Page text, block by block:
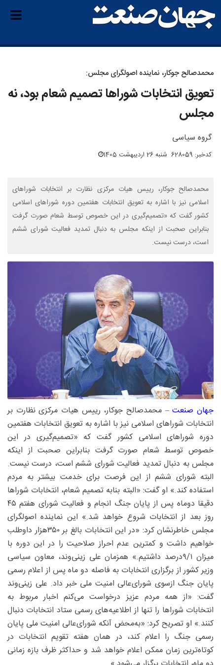
محمدصالح جوکار، نماینده اصولگرای مجلس:
تعویق انتخابات شوراها تصمیم شعام بود، نه
مجلس
گروه سیاسی
کدخبر: 628059 شنبه 26 اردیبهشت 1405
محمدصالح جوکار، رییس هیات مرکزی نظارت بر انتخابات شوراهای
اسلامی نیز با اشاره به تعویق انتخابات هفتمین دوره شوراهای اسلامی
کشور گفت که «تصمیم‌گیری در این خصوص توسط شعام صورت گرفت
بنابراین صحبت از اینکه مجلس به دنبال تمدید فعالیت شورای ششم
است، درست نیست.
جهان صنعت– محمدصالح جوکار، رییس هیات مرکزی نظارت بر
انتخابات شوراهای اسلامی نیز با اشاره به تعویق انتخابات هفتمین
دوره شوراهای اسلامی کشور گفت که «تصمیم‌گیری در این
خصوص توسط شعام صورت گرفت بنابراین صحبت از اینکه
مجلس به دنبال تمدید فعالیت شورای ششم است، درست نیست.
البته شورای ششم از این فرصت برای خدمت بیشتر به مردم
استفاده کند.» او گفت: «البته بنابه تصمیم شعام، انتخابات شوراها
دقیقا دوماه پس از پایان جنگ انجام و فعالیت شورای هفتم ۴۵
روز بعد از انتخابات شروع خواهد شد.» این نماینده اصولگرای
مجلس خاطرنشان کرد: «در این انتخابات بالغ بر ۳۵۰‌هزار داوطلب
خواهیم داشت و کمترین عدم احراز صلاحیت را در این دوره با
میزان ۱/‏۹‌درصد داشتیم.» همزمان علی زینی‌وند، معاون سیاسی
وزیر کشور از برگزاری انتخابات به فاصله دو ماه پس از اعلام رسمی
پایان جنگ ازسوی شورای‌عالی امنیت ملی خبر داد. علی زینی‌وند
گفت: «از همه مردم عزیز درخواست می‌کنم اخبار مربوط به
انتخابات شوراها را تنها از اطلاعیه‌های رسمی ستاد انتخابات دنبال
کنند.» او تصریح کرد: «به‌محض آنکه شورای‌عالی امنیت ملی پایان
رسمی جنگ را اعلام کند، در همان هفته تقویم انتخابات در
کوتاه‌ترین زمان ممکن اعلام خواهد شد و حداکثر ظرف بازه زمانی